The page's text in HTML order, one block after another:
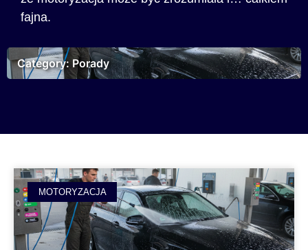
fajna.
Category: Porady
MOTORYZACJA